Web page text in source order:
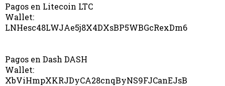
Pagos en Litecoin LTC
Wallet:
LNHesc48LWJAe5j8X4DXsBP5WBGcRexDm6
Pagos en Dash DASH
Wallet:
XbViHmpXKRJDyCA28cnqByNS9FJCanEJsB